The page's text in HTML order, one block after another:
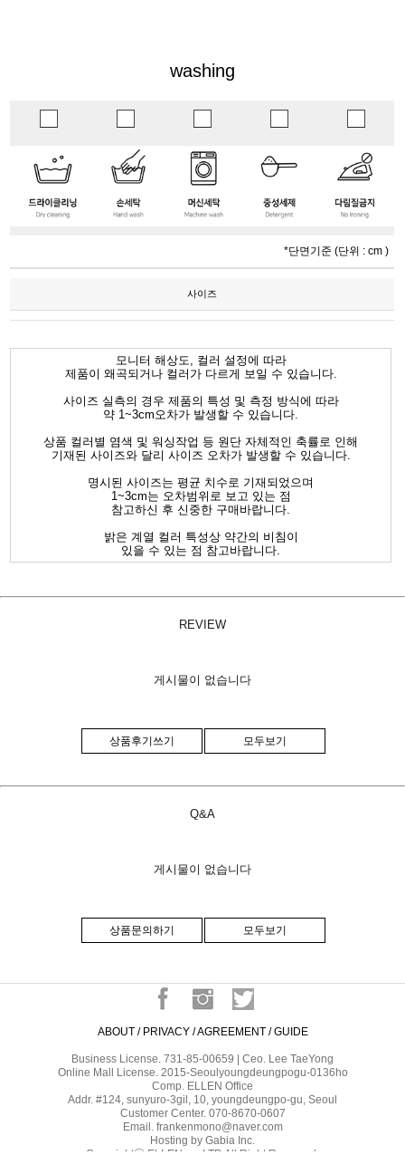
washing
*단면기준 (단위 : cm )
사이즈
모니터 해상도, 컬러 설정에 따라
제품이 왜곡되거나 컬러가 다르게 보일 수 있습니다.
사이즈 실측의 경우 제품의 특성 및 측정 방식에 따라
약 1~3cm오차가 발생할 수 있습니다.
상품 컬러별 염색 및 워싱작업 등 원단 자체적인 축률로 인해
기재된 사이즈와 달리 사이즈 오차가 발생할 수 있습니다.
명시된 사이즈는 평균 치수로 기재되었으며
1~3cm는 오차범위로 보고 있는 점
참고하신 후 신중한 구매바랍니다.
밝은 계열 컬러 특성상 약간의 비침이
있을 수 있는 점 참고바랍니다.
REVIEW
게시물이 없습니다
상품후기쓰기 모두보기
Q&A
게시물이 없습니다
상품문의하기 모두보기
ABOUT / PRIVACY /AGREEMENT / GUIDE
Business License. 731-85-00659 | Ceo. Lee TaeYong
Online Mall License. 2015-Seoulyoungdeungpogu-0136ho
Comp. ELLEN Office
Addr. #124, sunyuro-3gil, 10, youngdeungpo-gu, Seoul
Customer Center. 070-8670-0607
Email. frankenmono@naver.com
Hosting by Gabia Inc.
Copyrightⓒ ELLEN co.,LTD All Right Reserved.